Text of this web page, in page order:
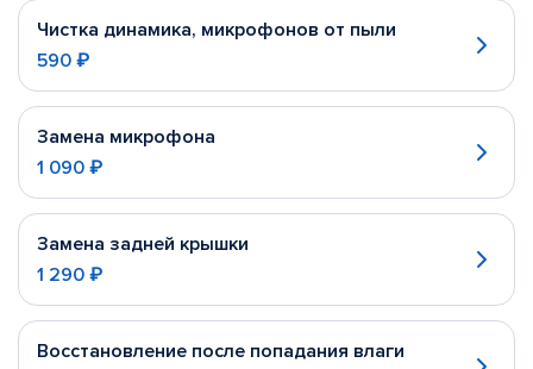
Чистка динамика, микрофонов от пыли
590 ₽
Замена микрофона
1 090 ₽
Замена задней крышки
1 290 ₽
Восстановление после попадания влаги